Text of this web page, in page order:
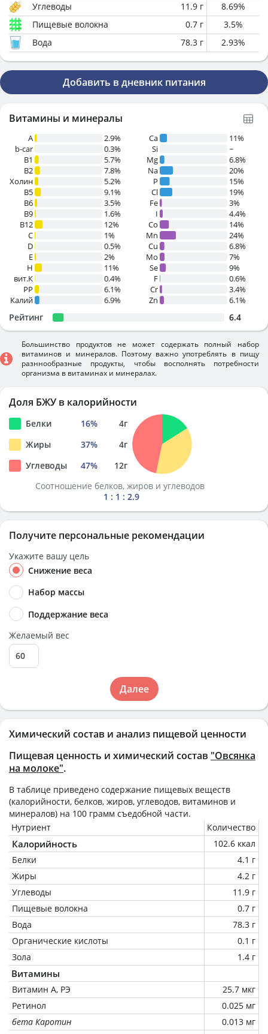
Химический состав и анализ пищевой ценности
Пищевая ценность и химический состав "Овсянка
на молоке".
В таблице приведено содержание пищевых веществ
(калорийности, белков, жиров, углеводов, витаминов и
минералов) на 100 грамм съедобной части.
Нутриент
Количество
Калорийность
102.6 ккал
Белки
4.1 г
Жиры
4.2 г
Углеводы
11.9 г
Пищевые волокна
0.7 г
Вода
78.3 г
Органические кислоты
0.1 г
Зола
1.4 г
Витамины
Витамин А, РЭ
25.7 мкг
Ретинол
0.025 мг
бета Каротин
0.013 мг
Углеводы
11.9 г 8.69%
Пищевые волокна
0.7 г 3.5%
Вода
78.3 г 2.93%
Добавить в дневник питания
Витамины и минералы
A
2.9%
b-car
0.3%
В1
5.7%
B2
7.8%
Холин
5.2%
B5
9.1%
B6
3.5%
B9
1.6%
B12
12%
C
1%
D
0.5%
E
2%
H
11%
вит.К
0.4%
PP
6.1%
Калий
6.9%
Ca
11%
Si
~
Mg
6.8%
Na
20%
P
15%
Cl
19%
Fe
3%
I
4.4%
Co
14%
Mn
24%
Cu
6.8%
Mo
7%
Se
9%
F
0.6%
Cr
3.4%
Zn
6.1%
Рейтинг 6.4
Большинство продуктов не может содержать полный набор
витаминов и минералов. Поэтому важно употреблять в пищу
разннообразные продукты, чтобы восполнять потребности
организма в витаминах и минералах.
Доля БЖУ в калорийности
Белки 16% 4г
Жиры
37% 4г
Углеводы
47% 12г
Соотношение белков, жиров и углеводов
1 : 1 : 2.9
Получите персональные рекомендации
Укажите вашу цель
Снижение веса
Набор массы
Поддержание веса
Желаемый вес
Далее